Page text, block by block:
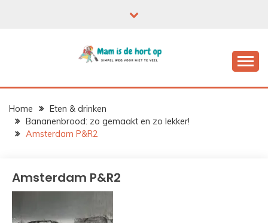
Home
Eten & drinken
Bananenbrood: zo gemaakt en zo lekker!
Amsterdam P&R2
Amsterdam P&R2